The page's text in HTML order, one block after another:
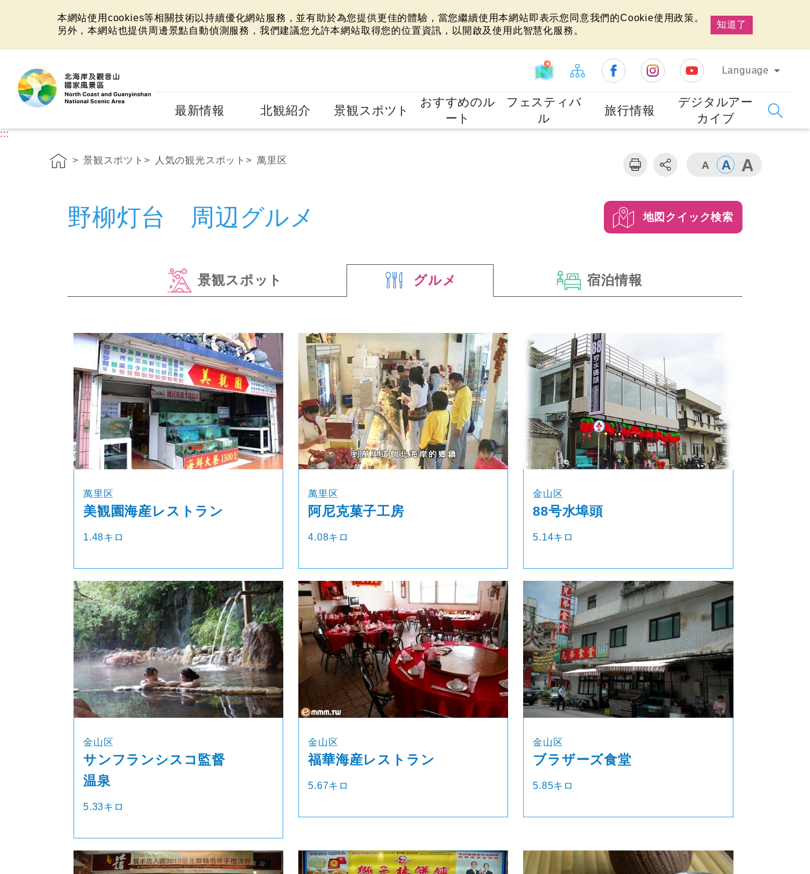
本網站使用cookies等相關技術以持續優化網站服務，並有助於為您提供更佳的體驗，當您繼續使用本網站即表示您同意我們的Cookie使用政策。
另外，本網站也提供周邊景點自動偵測服務，我們建議您允許本網站取得您的位置資訊，以開啟及使用此智慧化服務。
知道了
Language
最新情報 北観紹介 景観スポツト
おすすめのル
ート
フェスティバ
ル
旅行情報
デジタルアー
カイブ
:::
景観スポツト 人気の観光スポット 萬里区
野柳灯台 周辺グルメ 地図クイック検索
景観スポット グルメ 宿泊情報
萬里区
美観園海産レストラン
1.48キロ
萬里区
阿尼克菓子工房
4.08キロ
金山区
88号水埠頭
5.14キロ
金山区
サンフランシスコ監督
温泉
5.33キロ
金山区
福華海産レストラン
5.67キロ
金山区
ブラザーズ食堂
5.85キロ